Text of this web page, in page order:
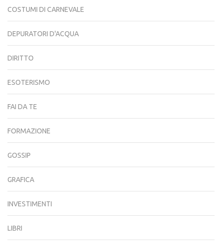
COSTUMI DI CARNEVALE
DEPURATORI D'ACQUA
DIRITTO
ESOTERISMO
FAI DA TE
FORMAZIONE
GOSSIP
GRAFICA
INVESTIMENTI
LIBRI